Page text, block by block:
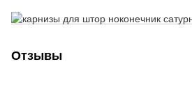
Отзывы